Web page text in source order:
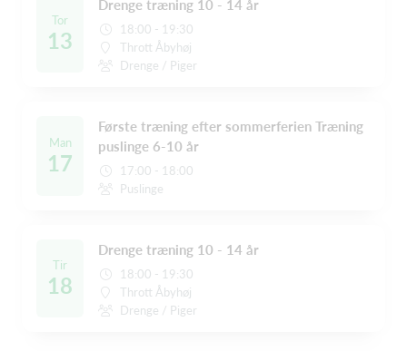
Tor
13
Drenge træning 10 - 14 år
18:00 - 19:30
Thrott Åbyhøj
Drenge / Piger
Man
17
Første træning efter sommerferien Træning
puslinge 6-10 år
17:00 - 18:00
Puslinge
Tir
18
Drenge træning 10 - 14 år
18:00 - 19:30
Thrott Åbyhøj
Drenge / Piger